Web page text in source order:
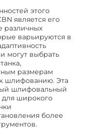
этого
является его
различных
варьируются в
могут выбрать
размерам
шлифованию. Эта
шлифовальный
для широкого
более